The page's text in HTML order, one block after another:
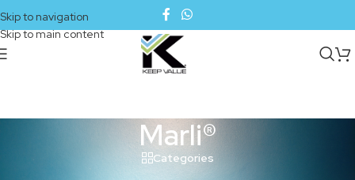
Skip to navigation
Skip to main content
Marli®
Categories
Productos etiquetados “Marli®”